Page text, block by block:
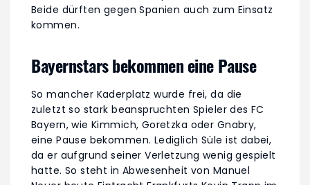
Beide dürften gegen Spanien auch zum Einsatz
kommen.
Bayernstars bekommen eine Pause
So mancher Kaderplatz wurde frei, da die
zuletzt so stark beanspruchten Spieler des FC
Bayern, wie Kimmich, Goretzka oder Gnabry,
eine Pause bekommen. Lediglich Süle ist dabei,
da er aufgrund seiner Verletzung wenig gespielt
hatte. So steht in Abwesenheit von Manuel